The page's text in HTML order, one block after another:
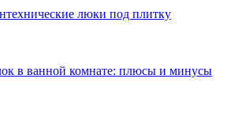
люки под плитку
в ванной комнате: плюсы и минусы